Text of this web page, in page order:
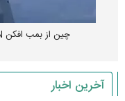
چین از بمب افکن H-۶N با موشک هسته‌ای رونمایی کرد
آخرین اخبار